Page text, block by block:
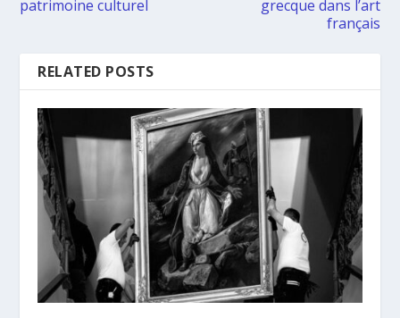
patrimoine culturel
grecque dans l’art
français
RELATED POSTS